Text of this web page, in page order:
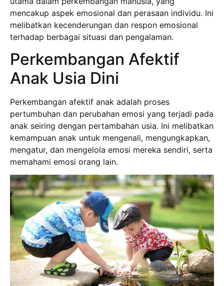
mencakup aspek emosional dan perasaan individu. Ini
melibatkan kecenderungan dan respon emosional
terhadap berbagai situasi dan pengalaman.
Perkembangan Afektif
Anak Usia Dini
Perkembangan afektif anak adalah proses
pertumbuhan dan perubahan emosi yang terjadi pada
anak seiring dengan pertambahan usia. Ini melibatkan
kemampuan anak untuk mengenali, mengungkapkan,
mengatur, dan mengelola emosi mereka sendiri, serta
memahami emosi orang lain.